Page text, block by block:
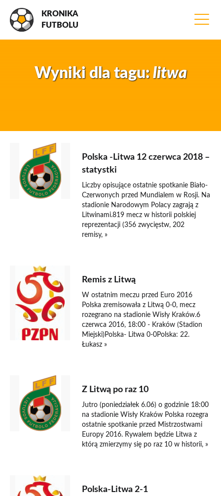
KRONIKA
FUTBOLU
Wyniki dla tagu:litwa
Polska -Litwa 12 czerwca 2018 –
statystki
Liczby opisujące ostatnie spotkanie Biało-
Czerwonych przed Mundialem w Rosji. Na
stadionie Narodowym Polacy zagrają z
Litwinami.819 mecz w historii polskiej
reprezentacji (356 zwycięstw, 202
remisy, »
Remis z Litwą
W ostatnim meczu przed Euro 2016
Polska zremisowała z Litwą 0-0, mecz
rozegrano na stadionie Wisły Kraków.6
czerwca 2016, 18:00 - Kraków (Stadion
Miejski)Polska- Litwa 0-0Polska: 22.
Łukasz »
Z Litwą po raz 10
Jutro (poniedziałek 6.06) o godzinie 18:00
na stadionie Wisły Kraków Polska rozegra
ostatnie spotkanie przed Mistrzostwami
Europy 2016. Rywalem będzie Litwa z
którą zmierzymy się po raz 10 w historii, »
Polska-Litwa 2-1